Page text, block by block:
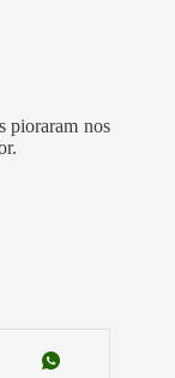
pioraram nos